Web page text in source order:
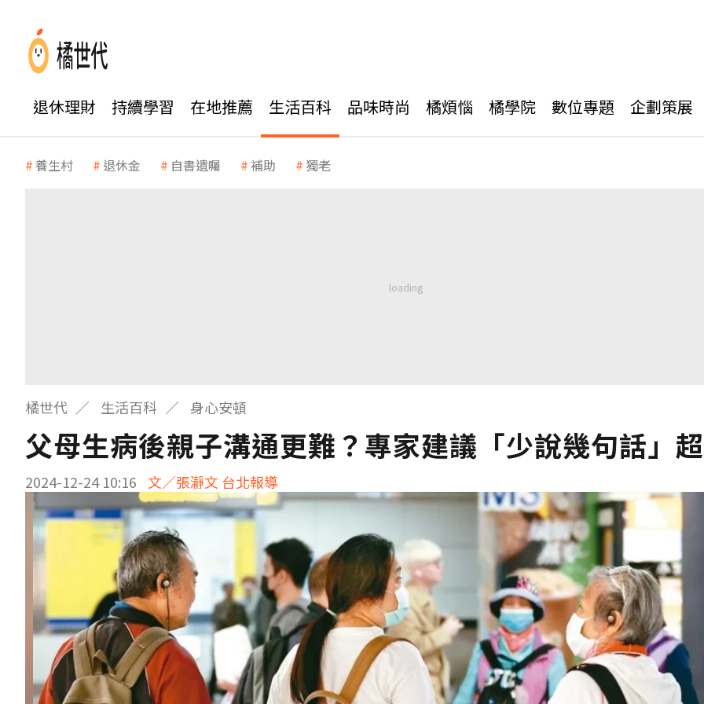
退休理財 持續學習 在地推薦 生活百科 品味時尚 橘煩惱 橘學院 數位專題 企劃策展
養生村 退休金 自書遺囑 補助 獨老
橘世代 生活百科 身心安頓
父母生病後親子溝通更難？專家建議「少說幾句話」
2024-12-24 10:16 文／張瀞文 台北報導